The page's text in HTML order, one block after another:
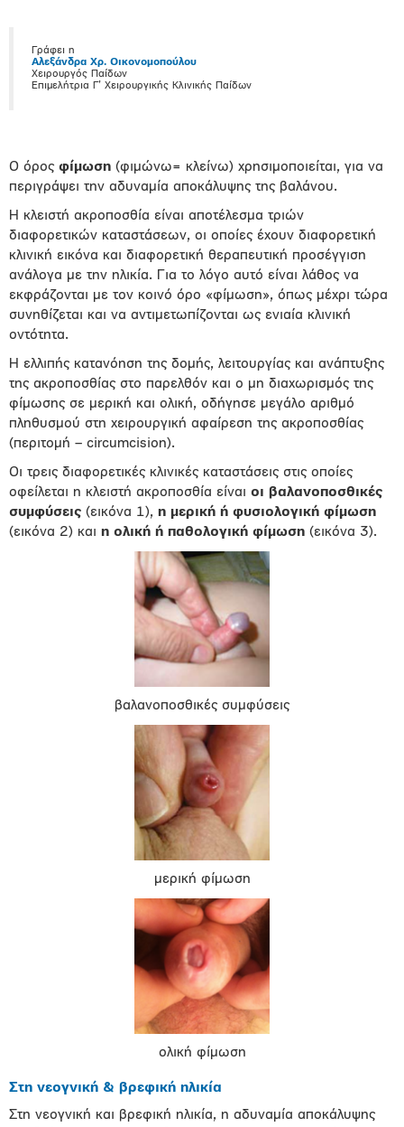
Γράφει η
Αλεξάνδρα Χρ. Οικονομοπούλου
Χειρουργός Παίδων
Επιμελήτρια Γ’ Χειρουργικής Κλινικής Παίδων
Ο όρος φίμωση (φιμώνω= κλείνω) χρησιμοποιείται, για να
περιγράψει την αδυναμία αποκάλυψης της βαλάνου.
Η κλειστή ακροποσθία είναι αποτέλεσμα τριών
διαφορετικών καταστάσεων, οι οποίες έχουν διαφορετική
κλινική εικόνα και διαφορετική θεραπευτική προσέγγιση
ανάλογα με την ηλικία. Για το λόγο αυτό είναι λάθος να
εκφράζονται με τον κοινό όρο «φίμωση», όπως μέχρι τώρα
συνηθίζεται και να αντιμετωπίζονται ως ενιαία κλινική
οντότητα.
Η ελλιπής κατανόηση της δομής, λειτουργίας και ανάπτυξης
της ακροποσθίας στο παρελθόν και ο μη διαχωρισμός της
φίμωσης σε μερική και ολική, οδήγησε μεγάλο αριθμό
πληθυσμού στη χειρουργική αφαίρεση της ακροποσθίας
(περιτομή – circumcision).
Οι τρεις διαφορετικές κλινικές καταστάσεις στις οποίες
οφείλεται η κλειστή ακροποσθία είναι οι βαλανοποσθικές
συμφύσεις (εικόνα 1), η μερική ή φυσιολογική φίμωση
(εικόνα 2) και η ολική ή παθολογική φίμωση (εικόνα 3).
βαλανοποσθικές συμφύσεις
μερική φίμωση
ολική φίμωση
Στη νεογνική & βρεφική ηλικία
Στη νεογνική και βρεφική ηλικία, η αδυναμία αποκάλυψης